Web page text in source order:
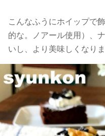
こんなふうにホイップで
的な。ノアール使用）、
いし、より美味しくなりま